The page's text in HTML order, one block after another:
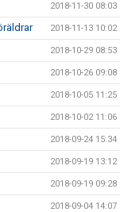
2018-11-30 08:03
2018-11-13 10:02
2018-10-29 08:53
2018-10-26 09:08
2018-10-05 11:25
2018-10-02 11:06
2018-09-24 15:34
2018-09-19 13:12
2018-09-19 09:28
2018-09-04 14:07